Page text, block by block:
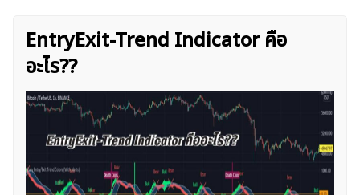
EntryExit-Trend Indicator คือ
อะไร??